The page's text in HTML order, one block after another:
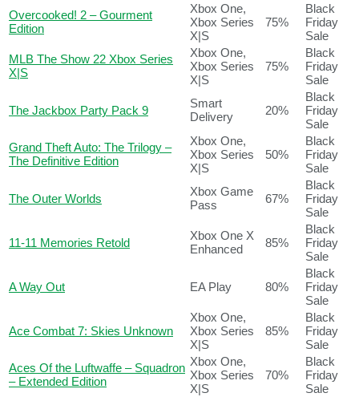
Overcooked! 2 – Gourment
Edition
Xbox One,
Xbox Series
X|S
75%
Black
Friday
Sale
MLB The Show 22 Xbox Series
X|S
Xbox One,
Xbox Series
X|S
75%
Black
Friday
Sale
The Jackbox Party Pack 9
Smart
Delivery
20%
Black
Friday
Sale
Grand Theft Auto: The Trilogy –
The Definitive Edition
Xbox One,
Xbox Series
X|S
50%
Black
Friday
Sale
The Outer Worlds
Xbox Game
Pass
67%
Black
Friday
Sale
11-11 Memories Retold
Xbox One X
Enhanced
85%
Black
Friday
Sale
A Way Out EA Play 80%
Black
Friday
Sale
Ace Combat 7: Skies Unknown
Xbox One,
Xbox Series
X|S
85%
Black
Friday
Sale
Aces Of the Luftwaffe – Squadron
– Extended Edition
Xbox One,
Xbox Series
X|S
70%
Black
Friday
Sale